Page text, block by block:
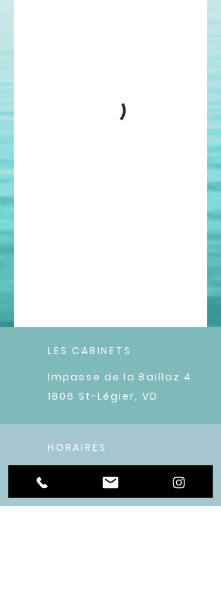
LES CABINETS
Impasse de la Baillaz 4
1806 St-Légier, VD
HORAIRES
Du lundi au vendredi
9h00 -19h00 à Saint-